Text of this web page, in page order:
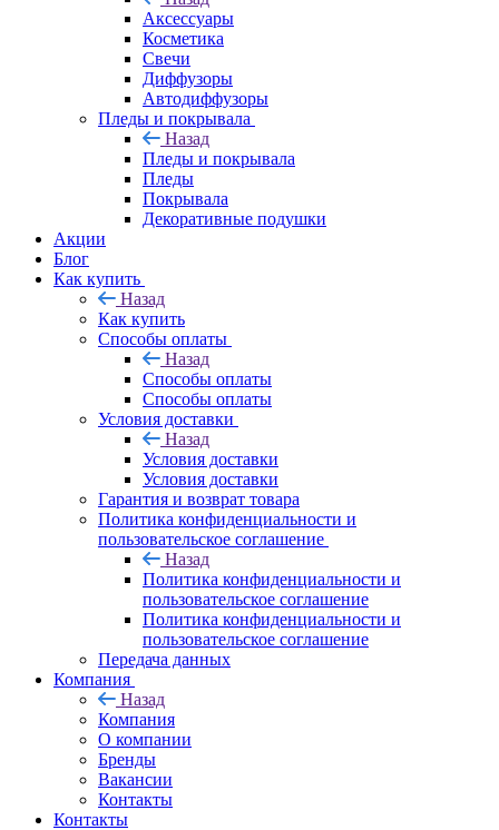
Аксессуары
Косметика
Свечи
Диффузоры
Автодиффузоры
Пледы и покрывала
Назад
Пледы и покрывала
Пледы
Покрывала
Декоративные подушки
Акции
Блог
Как купить
Назад
Как купить
Способы оплаты
Назад
Способы оплаты
Способы оплаты
Условия доставки
Назад
Условия доставки
Условия доставки
Гарантия и возврат товара
Политика конфиденциальности и
пользовательское соглашение
Назад
Политика конфиденциальности и
пользовательское соглашение
Политика конфиденциальности и
пользовательское соглашение
Передача данных
Компания
Назад
Компания
О компании
Бренды
Вакансии
Контакты
Контакты